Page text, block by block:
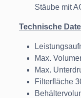
Stäube mit
Technische
Max.
Max.
Filterfläche